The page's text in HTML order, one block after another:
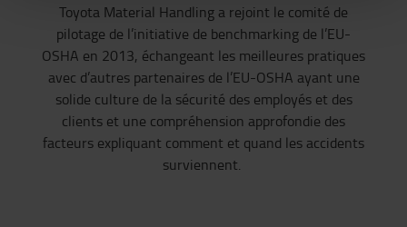
Toyota Material Handling a rejoint le comité de
pilotage de l’initiative de benchmarking de l’EU-
OSHA en 2013, échangeant les meilleures pratiques
avec d’autres partenaires de l’EU-OSHA ayant une
solide culture de la sécurité des employés et des
clients et une compréhension approfondie des
facteurs expliquant comment et quand les accidents
surviennent.